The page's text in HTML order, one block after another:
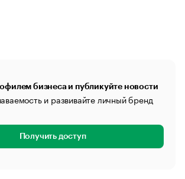
бизнеса и публикуйте новости
и развивайте личный бренд
Получить доступ